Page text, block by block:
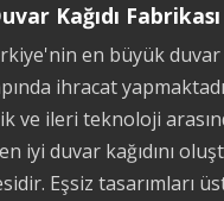
Kağıdı Fabrikası
en büyük duvar
ihracat
ve ileri teknoloji
iyi duvar kağıdını
Eşsiz tasarımları